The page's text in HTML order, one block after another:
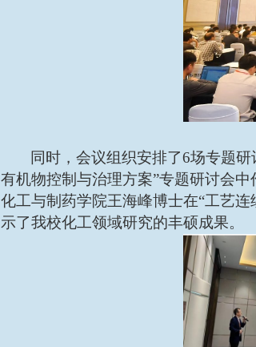
同时，会议组织安排了6场专题研
有机物控制与治理方案”专题研讨会中
化工与制药学院王海峰博士在“工艺
示了我校化工领域研究的丰硕成果。